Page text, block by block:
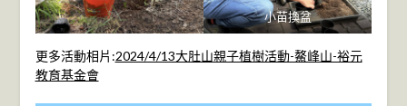
小苗換盆
更多活動相片:2024/4/13大肚山親子植樹活動-鰲峰山-裕元
教育基金會